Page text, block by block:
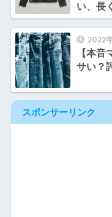
い、長
2022
【本
サい？
スポンサーリンク